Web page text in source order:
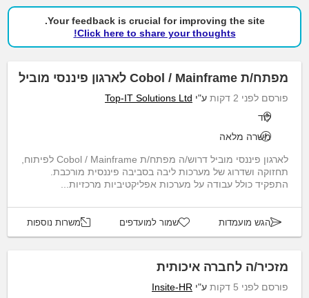
Your feedback is crucial for improving the site.
Click here to share your thoughts!
מפתח/ת Cobol / Mainframe לארגון פיננסי מוביל
פורסם לפני 2 דקות ע"י Top-IT Solutions Ltd
לוד
משרה מלאה
לארגון פיננסי מוביל דרוש/ה מפתח/ת Cobol / Mainframe לפיתוח,
תחזוקה ושדרוג של מערכות ליבה בסביבה פיננסית מורכבת.
התפקיד כולל עבודה על מערכות אפליקטיביות מרכזיות...
הגש מועמדות שמור למועדפים משרות נוספות
מזכיר/ה לחברה איכותית
פורסם לפני 5 דקות ע"י Insite-HR